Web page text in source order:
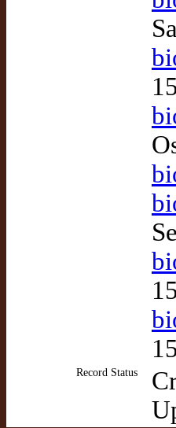
Record Status